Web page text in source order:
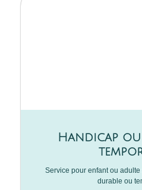
Handicap
Service pour enfant ou
durable ou